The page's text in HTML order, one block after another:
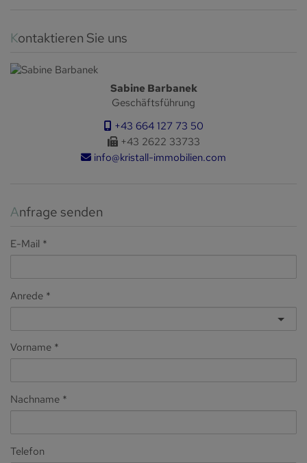
Kontaktieren Sie uns
Sabine Barbanek
Geschäftsführung
+43 664 127 73 50
+43 2622 33733
info@kristall-immobilien.com
Anfrage senden
E-Mail
Anrede
Vorname
Nachname
Telefon